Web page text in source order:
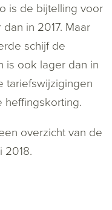
is de bijtelling voor
in 2017. Maar
schijf de
is ook lager dan in
tariefswijzigingen
heffingskorting.
overzicht van de
2018.